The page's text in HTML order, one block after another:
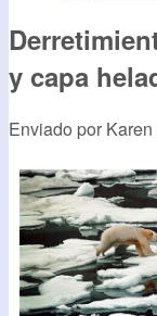
y capa
Enviado por